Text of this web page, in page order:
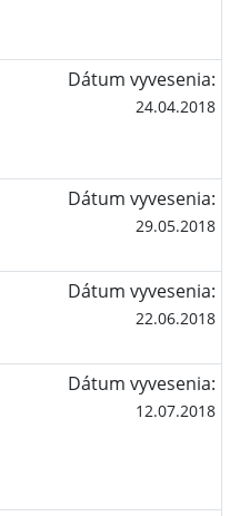
Dátum vyvesenia:
24.04.2018
Dátum vyvesenia:
29.05.2018
Dátum vyvesenia:
22.06.2018
Dátum vyvesenia:
12.07.2018